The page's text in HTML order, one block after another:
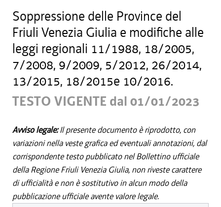
Soppressione delle Province del
Friuli Venezia Giulia e modifiche alle
leggi regionali 11/1988, 18/2005,
7/2008, 9/2009, 5/2012, 26/2014,
13/2015, 18/2015e 10/2016.
TESTO VIGENTE dal 01/01/2023
Avviso legale:Il presente documento è riprodotto, con
variazioni nella veste grafica ed eventuali annotazioni, dal
corrispondente testo pubblicato nel Bollettino ufficiale
della Regione Friuli Venezia Giulia, non riveste carattere
di ufficialità e non è sostitutivo in alcun modo della
pubblicazione ufficiale avente valore legale.